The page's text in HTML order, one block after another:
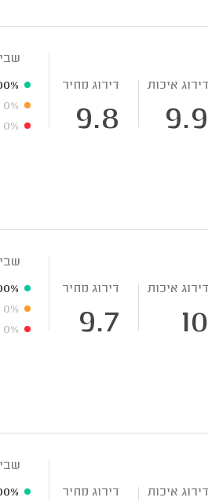
דירוג איכות
9.9
דירוג מחיר
9.8
0%
0%
דירוג איכות
10
דירוג מחיר
9.7
0%
0%
דירוג איכות דירוג מחיר